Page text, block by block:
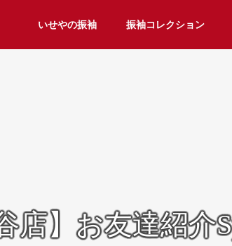
いせやの振袖 振袖コレクション
店】お友達紹